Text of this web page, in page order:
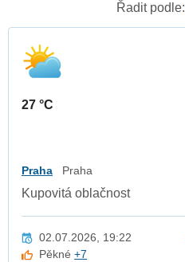
Řadit podle:
27 °C
Praha Praha
Kupovitá oblačnost
02.07.2026, 19:22
Pěkné+7